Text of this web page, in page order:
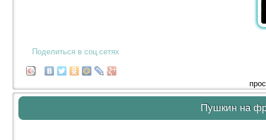
Поделиться в соц.сетях
Пушкин на